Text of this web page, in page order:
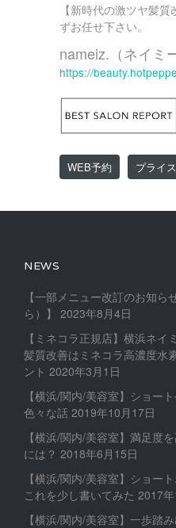
【新時代の激ツヤ髪
ずお任せ下さい。
nameiz.（ネイミ
https://
WEB予約 プライス
NEWS
【一部メニュー改訂のお知ら
ら）】
2023年8月4日
【ミネコラ正規店】横浜ネイ
髪質改善はミネコラ高濃度水
ント 2020年3月1日
【横浜/関内/美容室】ショー
色々な話 2019年10月17日
【横浜/関内/美容室】満足度
には？ 2018年6月15日
【横浜/関内/美容室】ショー
これを少し書いてみた 2017
【横浜/関内/美容室】一歩踏